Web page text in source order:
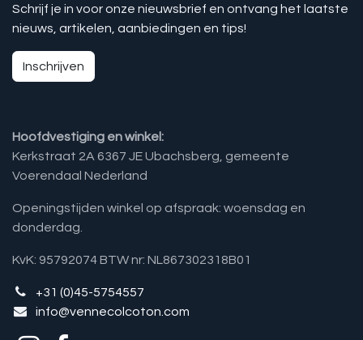
Schrijf je in voor onze nieuwsbrief en ontvang het laatste
nieuws, artikelen, aanbiedingen en tips!
Inschrijven
Hoofdvestiging en winkel:
Kerkstraat 2A 6367 JE Ubachsberg, gemeente
Voerendaal Nederland
Openingstijden winkel op afspraak: woensdag en
donderdag.
KvK: 95792074 BTW nr: NL867302318B01
+31 (0)45-5754557
info@vennecolcoton.com